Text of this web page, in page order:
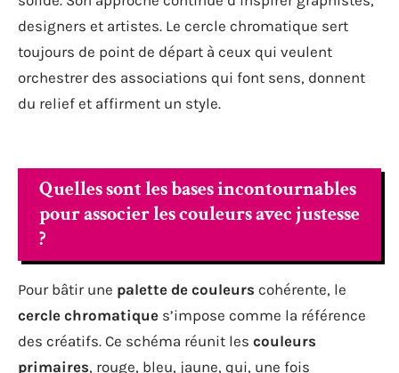
designers et artistes. Le cercle chromatique sert
toujours de point de départ à ceux qui veulent
orchestrer des associations qui font sens, donnent
du relief et affirment un style.
Quelles sont les bases incontournables
pour associer les couleurs avec justesse
?
Pour bâtir une palette de couleurs cohérente, le
cercle chromatique s’impose comme la référence
des créatifs. Ce schéma réunit les couleurs
primaires, rouge, bleu, jaune, qui, une fois